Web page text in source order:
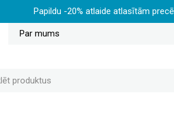
Papildu -20% atlaide atlasītām
Par mums